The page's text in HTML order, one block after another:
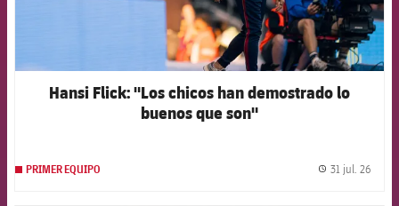
Hansi Flick: "Los chicos han demostrado lo
buenos que son"
PRIMER EQUIPO 31 jul. 26